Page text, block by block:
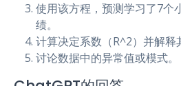
使用该方程，预测学习了7个
绩。
计算决定系数（R^2）并解释
讨论数据中的异常值或模式。